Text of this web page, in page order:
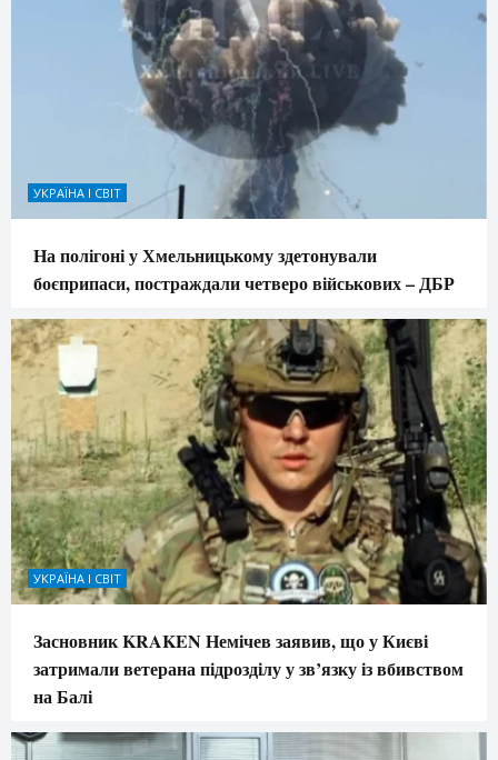
УКРАЇНА І СВІТ
На полігоні у Хмельницькому здетонували
боєприпаси, постраждали четверо військових – ДБР
УКРАЇНА І СВІТ
Засновник KRAKEN Немічев заявив, що у Києві
затримали ветерана підрозділу у зв’язку із вбивством
на Балі